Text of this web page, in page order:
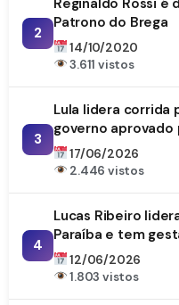
2
Patrono do Brega
14/10/2020
3.611 vistos
3
Lula lidera corrida
governo aprovado
17/06/2026
2.446 vistos
4
Lucas Ribeiro
Paraíba e tem
DataTrends
12/06/2026
1.803 vistos